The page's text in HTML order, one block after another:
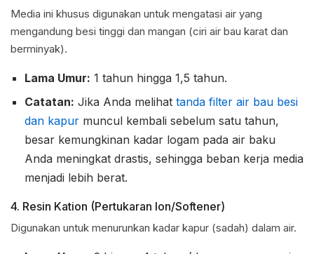
Media ini khusus digunakan untuk mengatasi air yang
mengandung besi tinggi dan mangan (ciri air bau karat dan
berminyak).
Lama Umur: 1 tahun hingga 1,5 tahun.
Catatan: Jika Anda melihat tanda filter air bau besi
dan kapur muncul kembali sebelum satu tahun,
besar kemungkinan kadar logam pada air baku
Anda meningkat drastis, sehingga beban kerja media
menjadi lebih berat.
4. Resin Kation (Pertukaran Ion/Softener)
Digunakan untuk menurunkan kadar kapur (sadah) dalam air.